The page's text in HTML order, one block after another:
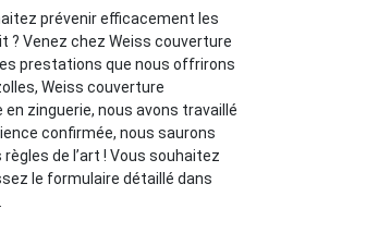
prévenir efficacement les
? Venez chez Weiss couverture
prestations que nous offrirons
Weiss couverture
zinguerie, nous avons travaillé
confirmée, nous saurons
de l’art ! Vous souhaitez
le formulaire détaillé dans